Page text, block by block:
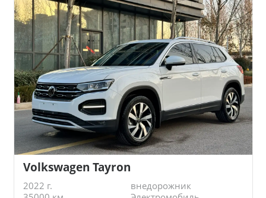
Volkswagen Tayron
2022 г.
внедорожник